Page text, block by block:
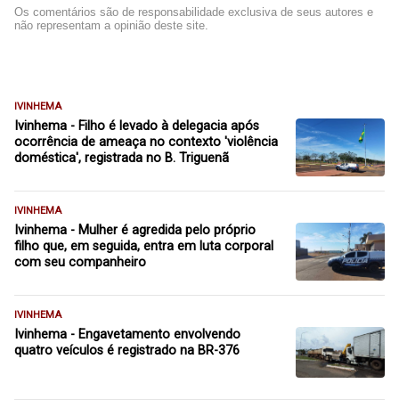
Os comentários são de responsabilidade exclusiva de seus autores e
não representam a opinião deste site.
IVINHEMA
Ivinhema - Filho é levado à delegacia após
ocorrência de ameaça no contexto 'violência
doméstica', registrada no B. Triguenã
IVINHEMA
Ivinhema - Mulher é agredida pelo próprio
filho que, em seguida, entra em luta corporal
com seu companheiro
IVINHEMA
Ivinhema - Engavetamento envolvendo
quatro veículos é registrado na BR-376